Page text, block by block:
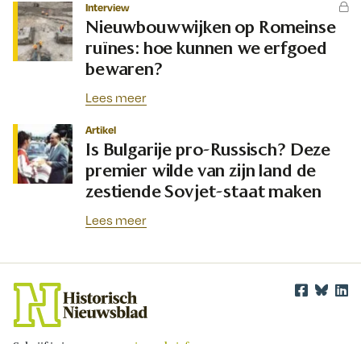
Interview
Nieuwbouwwijken op Romeinse
ruïnes: hoe kunnen we erfgoed
bewaren?
Lees meer
Artikel
Is Bulgarije pro-Russisch? Deze
premier wilde van zijn land de
zestiende Sovjet-staat maken
Lees meer